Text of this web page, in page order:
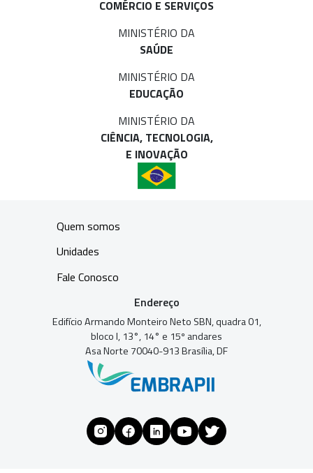
COMÉRCIO E SERVIÇOS
MINISTÉRIO DA
SAÚDE
MINISTÉRIO DA
EDUCAÇÃO
MINISTÉRIO DA
CIÊNCIA, TECNOLOGIA,
E INOVAÇÃO
Quem somos
Unidades
Fale Conosco
Endereço
Edifício Armando Monteiro Neto SBN, quadra 01,
bloco I, 13°, 14° e 15º andares
Asa Norte 70040-913 Brasília, DF